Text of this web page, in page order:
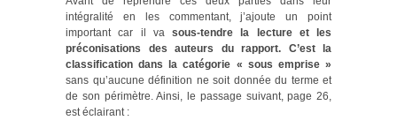
intégralité en les commentant, j’ajoute un point
important car il va sous-tendre la lecture et les
préconisations des auteurs du rapport. C’est la
classification dans la catégorie « sous emprise »
sans qu’aucune définition ne soit donnée du terme et
de son périmètre. Ainsi, le passage suivant, page 26,
est éclairant :